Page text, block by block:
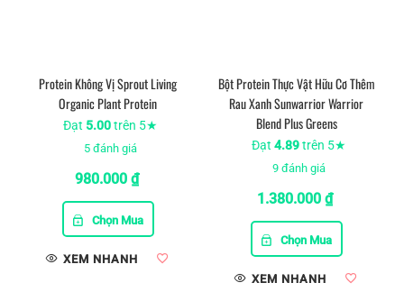
Protein Không Vị Sprout Living
Organic Plant Protein
Đạt 5.00trên 5★
5đánh giá
980.000 ₫
Chọn Mua
XEM NHANH
Bột Protein Thực Vật Hữu Cơ Thêm
Rau Xanh Sunwarrior Warrior
Blend Plus Greens
Đạt 4.89trên 5★
9đánh giá
1.380.000 ₫
Chọn Mua
XEM NHANH